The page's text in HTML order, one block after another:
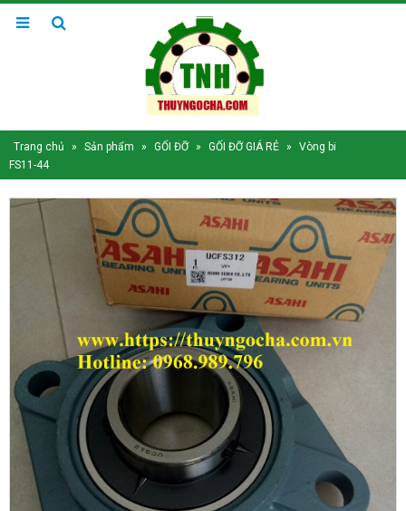
Trang chủ » Sản phẩm » GỐI ĐỠ » GỐI ĐỠ GIÁ RẺ »
Vòng bi
FS11-44